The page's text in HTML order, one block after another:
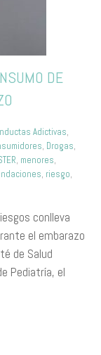
DE
Adictivas,
, Drogas,
, menores,
, riesgo,
conlleva
el embarazo
de Salud
Pediatría, el